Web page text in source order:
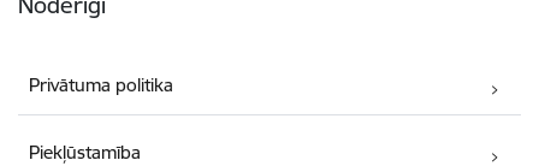
Privātuma politika
Piekļūstamība